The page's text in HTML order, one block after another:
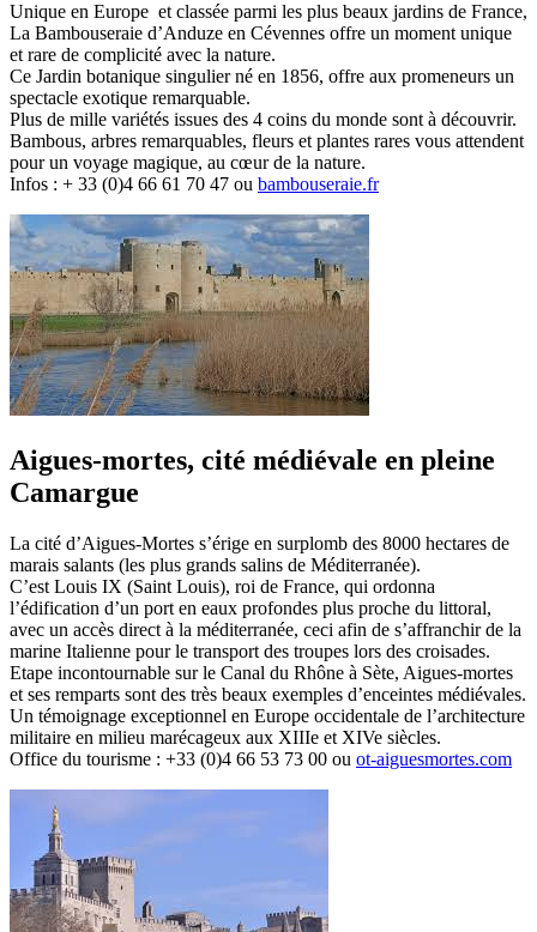
Unique en Europe et classée parmi les plus beaux jardins de France,
La Bambouseraie d’Anduze en Cévennes offre un moment unique
et rare de complicité avec la nature.
Ce Jardin botanique singulier né en 1856, offre aux promeneurs un
spectacle exotique remarquable.
Plus de mille variétés issues des 4 coins du monde sont à découvrir.
Bambous, arbres remarquables, fleurs et plantes rares vous attendent
pour un voyage magique, au cœur de la nature.
Infos : + 33 (0)4 66 61 70 47 ou bambouseraie.fr
Aigues-mortes, cité médiévale en pleine
Camargue
La cité d’Aigues-Mortes s’érige en surplomb des 8000 hectares de
marais salants (les plus grands salins de Méditerranée).
C’est Louis IX (Saint Louis), roi de France, qui ordonna
l’édification d’un port en eaux profondes plus proche du littoral,
avec un accès direct à la méditerranée, ceci afin de s’affranchir de la
marine Italienne pour le transport des troupes lors des croisades.
Etape incontournable sur le Canal du Rhône à Sète, Aigues-mortes
et ses remparts sont des très beaux exemples d’enceintes médiévales.
Un témoignage exceptionnel en Europe occidentale de l’architecture
militaire en milieu marécageux aux XIIIe et XIVe siècles.
Office du tourisme : +33 (0)4 66 53 73 00 ou ot-aiguesmortes.com